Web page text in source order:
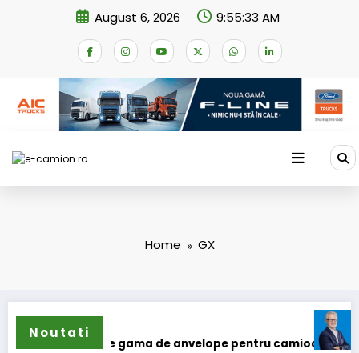
August 6, 2026 9:55:33 AM
Home GX
Noutati
își extinde gama de anvelope pentru camioane
Lars